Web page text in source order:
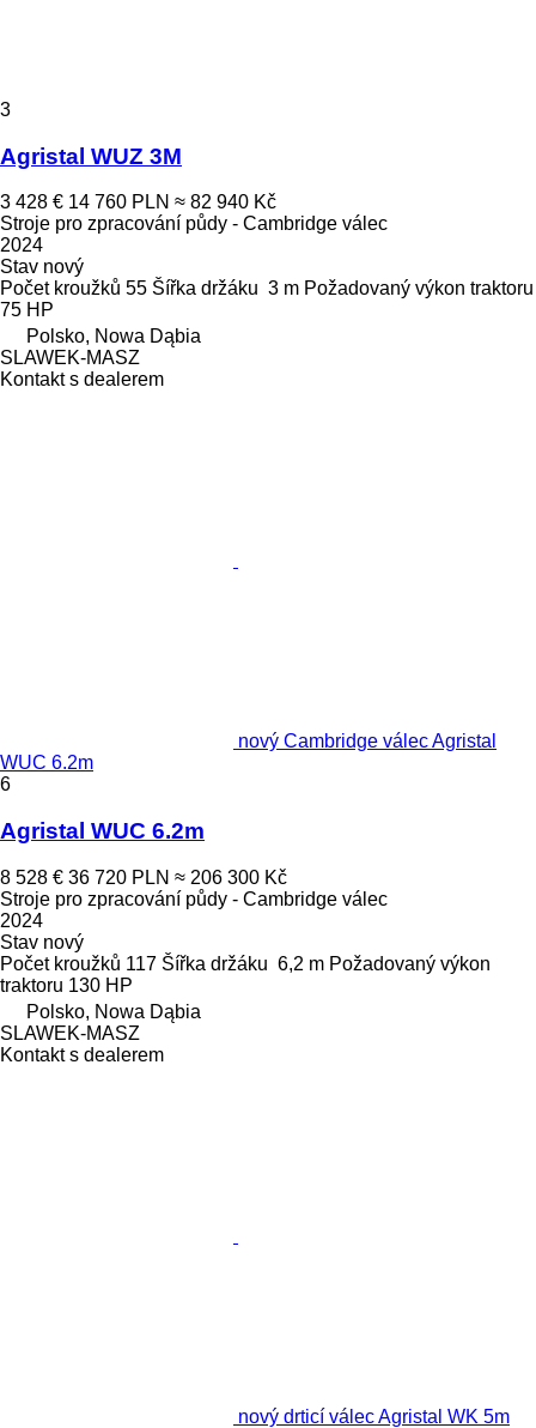
3
Agristal WUZ 3M
3 428 € 14 760 PLN ≈ 82 940 Kč
Stroje pro zpracování půdy - Cambridge válec
2024
Stav nový
Počet kroužků 55 Šířka držáku 3 m Požadovaný výkon traktoru
75 HP
Polsko, Nowa Dąbia
SLAWEK-MASZ
Kontakt s dealerem
nový Cambridge válec Agristal
WUC 6.2m
6
Agristal WUC 6.2m
8 528 € 36 720 PLN ≈ 206 300 Kč
Stroje pro zpracování půdy - Cambridge válec
2024
Stav nový
Počet kroužků 117 Šířka držáku 6,2 m Požadovaný výkon
traktoru 130 HP
Polsko, Nowa Dąbia
SLAWEK-MASZ
Kontakt s dealerem
nový drticí válec Agristal WK 5m